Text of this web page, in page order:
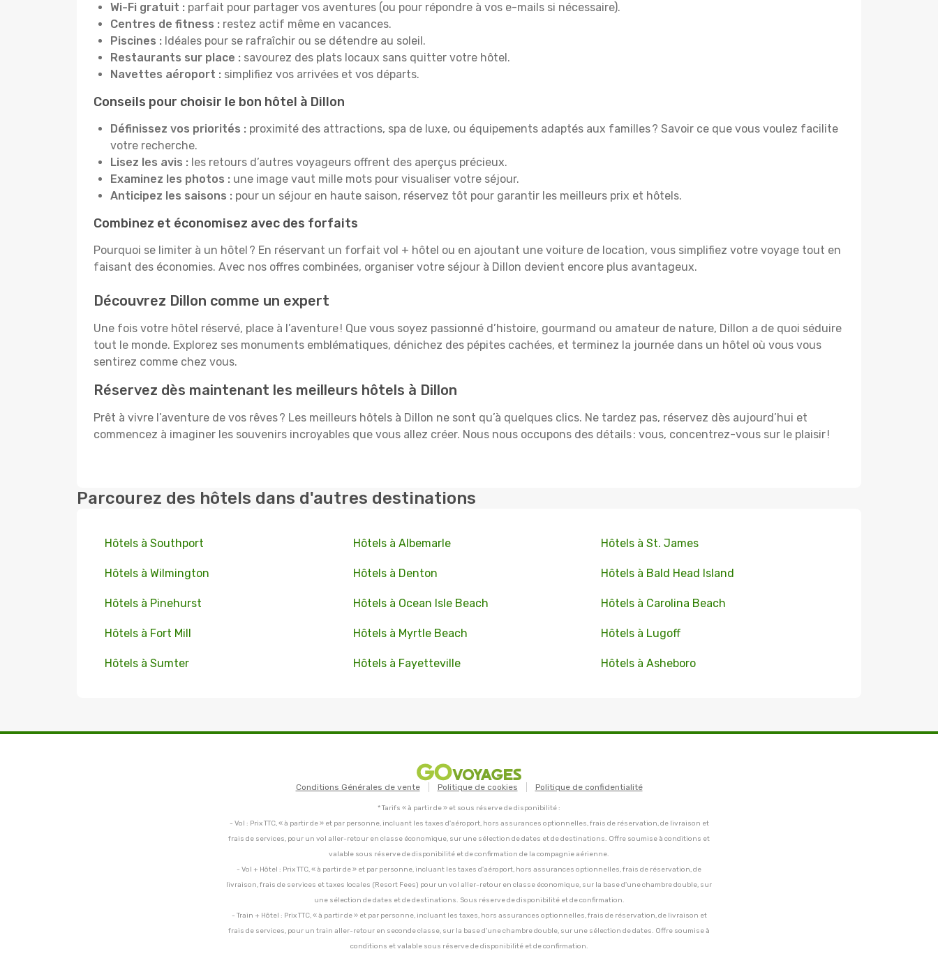
Wi-Fi gratuit : parfait pour partager vos aventures (ou pour répondre à vos e-mails si nécessaire).
Centres de fitness : restez actif même en vacances.
Piscines : Idéales pour se rafraîchir ou se détendre au soleil.
Restaurants sur place : savourez des plats locaux sans quitter votre hôtel.
Navettes aéroport : simplifiez vos arrivées et vos départs.
Conseils pour choisir le bon hôtel à Dillon
Définissez vos priorités : proximité des attractions, spa de luxe, ou équipements adaptés aux familles ? Savoir ce que vous voulez facilite
votre recherche.
Lisez les avis : les retours d’autres voyageurs offrent des aperçus précieux.
Examinez les photos : une image vaut mille mots pour visualiser votre séjour.
Anticipez les saisons : pour un séjour en haute saison, réservez tôt pour garantir les meilleurs prix et hôtels.
Combinez et économisez avec des forfaits
Pourquoi se limiter à un hôtel ? En réservant un forfait vol + hôtel ou en ajoutant une voiture de location, vous simplifiez votre voyage tout en
faisant des économies. Avec nos offres combinées, organiser votre séjour à Dillon devient encore plus avantageux.
Découvrez Dillon comme un expert
Une fois votre hôtel réservé, place à l’aventure ! Que vous soyez passionné d’histoire, gourmand ou amateur de nature, Dillon a de quoi séduire
tout le monde. Explorez ses monuments emblématiques, dénichez des pépites cachées, et terminez la journée dans un hôtel où vous vous
sentirez comme chez vous.
Réservez dès maintenant les meilleurs hôtels à Dillon
Prêt à vivre l’aventure de vos rêves ? Les meilleurs hôtels à Dillon ne sont qu’à quelques clics. Ne tardez pas, réservez dès aujourd’hui et
commencez à imaginer les souvenirs incroyables que vous allez créer. Nous nous occupons des détails : vous, concentrez-vous sur le plaisir !
Parcourez des hôtels dans d'autres destinations
Hôtels à Southport Hôtels à Albemarle Hôtels à St. James
Hôtels à Wilmington Hôtels à Denton Hôtels à Bald Head Island
Hôtels à Pinehurst Hôtels à Ocean Isle Beach Hôtels à Carolina Beach
Hôtels à Fort Mill Hôtels à Myrtle Beach Hôtels à Lugoff
Hôtels à Sumter Hôtels à Fayetteville Hôtels à Asheboro
Conditions Générales de vente Politique de cookies Politique de confidentialité
* Tarifs « à partir de » et sous réserve de disponibilité :
- Vol : Prix TTC, « à partir de » et par personne, incluant les taxes d'aéroport, hors assurances optionnelles, frais de réservation, de livraison et
frais de services, pour un vol aller-retour en classe économique, sur une sélection de dates et de destinations. Offre soumise à conditions et
valable sous réserve de disponibilité et de confirmation de la compagnie aérienne.
- Vol + Hôtel : Prix TTC, « à partir de » et par personne, incluant les taxes d'aéroport, hors assurances optionnelles, frais de réservation, de
livraison, frais de services et taxes locales (Resort Fees) pour un vol aller-retour en classe économique, sur la base d'une chambre double, sur
une sélection de dates et de destinations. Sous réserve de disponibilité et de confirmation.
- Train + Hôtel : Prix TTC, « à partir de » et par personne, incluant les taxes, hors assurances optionnelles, frais de réservation, de livraison et
frais de services, pour un train aller-retour en seconde classe, sur la base d'une chambre double, sur une sélection de dates. Offre soumise à
conditions et valable sous réserve de disponibilité et de confirmation.